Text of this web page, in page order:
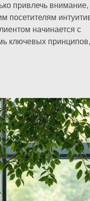
привлечь внимание,
посетителям
начинается с
ключевых принципов,